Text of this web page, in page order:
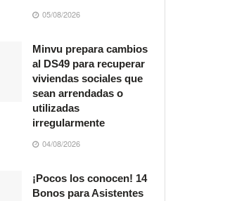
05/08/2026
Minvu prepara cambios
al DS49 para recuperar
viviendas sociales que
sean arrendadas o
utilizadas
irregularmente
04/08/2026
¡Pocos los conocen! 14
Bonos para Asistentes